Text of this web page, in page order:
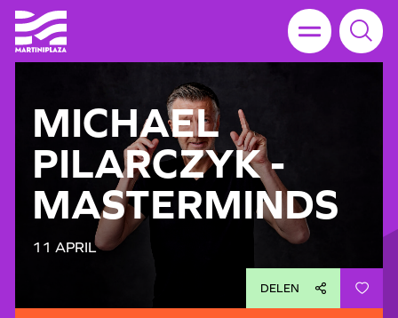
MICHAEL
PILARCZYK -
MASTERMINDS
11 APRIL
DELEN